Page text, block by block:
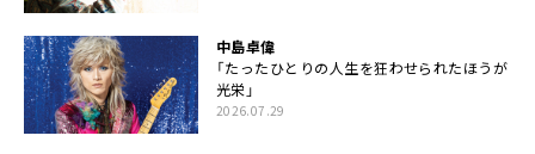
中島卓偉
「たったひとりの人生を狂わせられたほうが
光栄」
2026.07.29